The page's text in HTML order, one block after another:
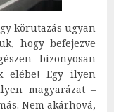
körutazás ugyan
hogy befejezve
bizonyosan
elébe! Egy ilyen
magyarázat –
Nem akárhová,